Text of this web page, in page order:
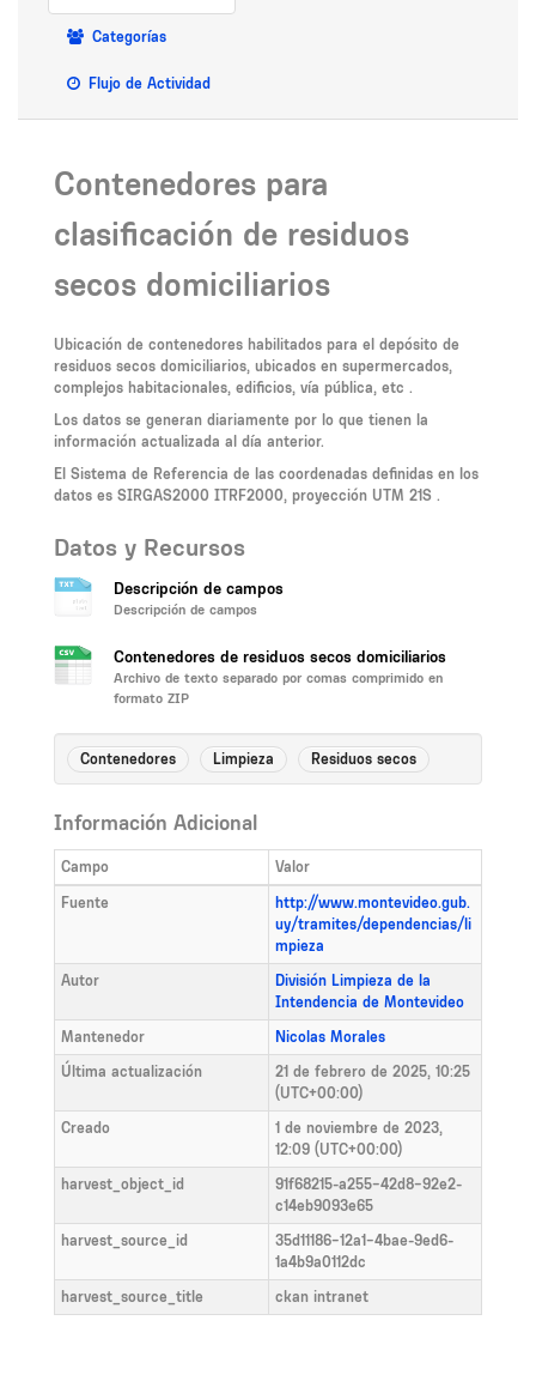
Categorías
Flujo de Actividad
Contenedores para
clasificación de residuos
secos domiciliarios
Ubicación de contenedores habilitados para el depósito de
residuos secos domiciliarios, ubicados en supermercados,
complejos habitacionales, edificios, vía pública, etc .
Los datos se generan diariamente por lo que tienen la
información actualizada al día anterior.
El Sistema de Referencia de las coordenadas definidas en los
datos es SIRGAS2000 ITRF2000, proyección UTM 21S .
Datos y Recursos
Descripción de campos
Descripción de campos
Contenedores de residuos secos domiciliarios
Archivo de texto separado por comas comprimido en
formato ZIP
Contenedores Limpieza Residuos secos
Información Adicional
Campo
Valor
Fuente
http://www.montevideo.gub.
uy/tramites/dependencias/li
mpieza
Autor
División Limpieza de la
Intendencia de Montevideo
Mantenedor
Nicolas Morales
Última actualización
21 de febrero de 2025, 10:25
(UTC+00:00)
Creado
1 de noviembre de 2023,
12:09 (UTC+00:00)
harvest_object_id
91f68215-a255-42d8-92e2-
c14eb9093e65
harvest_source_id
35d11186-12a1-4bae-9ed6-
1a4b9a0112dc
harvest_source_title
ckan intranet